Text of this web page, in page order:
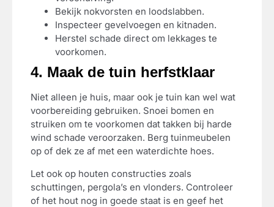
Bekijk nokvorsten en loodslabben.
Inspecteer gevelvoegen en kitnaden.
Herstel schade direct om lekkages te
voorkomen.
4. Maak de tuin herfstklaar
Niet alleen je huis, maar ook je tuin kan wel wat
voorbereiding gebruiken. Snoei bomen en
struiken om te voorkomen dat takken bij harde
wind schade veroorzaken. Berg tuinmeubelen
op of dek ze af met een waterdichte hoes.
Let ook op houten constructies zoals
schuttingen, pergola’s en vlonders. Controleer
of het hout nog in goede staat is en geef het